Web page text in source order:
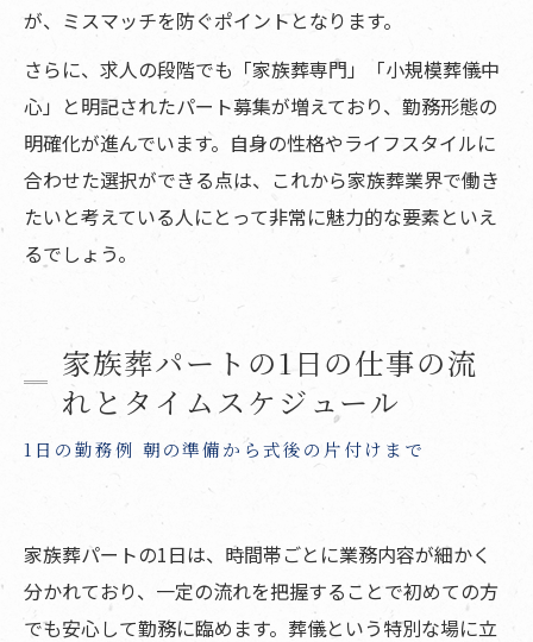
が、ミスマッチを防ぐポイントとなります。
さらに、求人の段階でも「家族葬専門」「小規模葬儀中
心」と明記されたパート募集が増えており、勤務形態の
明確化が進んでいます。自身の性格やライフスタイルに
合わせた選択ができる点は、これから家族葬業界で働き
たいと考えている人にとって非常に魅力的な要素といえ
るでしょう。
家族葬パートの1日の仕事の流
れとタイムスケジュール
1日の勤務例 朝の準備から式後の片付けまで
家族葬パートの1日は、時間帯ごとに業務内容が細かく
分かれており、一定の流れを把握することで初めての方
でも安心して勤務に臨めます。葬儀という特別な場に立